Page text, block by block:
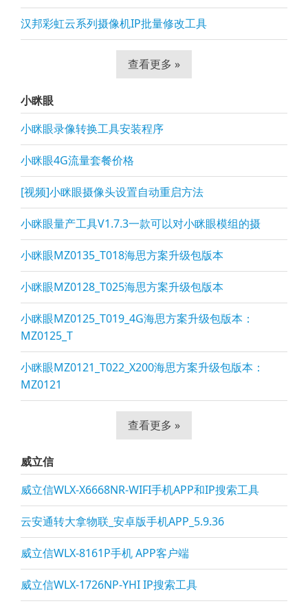
汉邦彩虹云系列摄像机IP批量修改工具
查看更多 »
小眯眼
小眯眼录像转换工具安装程序
小眯眼4G流量套餐价格
[视频]小眯眼摄像头设置自动重启方法
小眯眼量产工具V1.7.3一款可以对小眯眼模组的摄
小眯眼MZ0135_T018海思方案升级包版本
小眯眼MZ0128_T025海思方案升级包版本
小眯眼MZ0125_T019_4G海思方案升级包版本：
MZ0125_T
小眯眼MZ0121_T022_X200海思方案升级包版本：
MZ0121
查看更多 »
威立信
威立信WLX-X6668NR-WIFI手机APP和IP搜索工具
云安通转大拿物联_安卓版手机APP_5.9.36
威立信WLX-8161P手机 APP客户端
威立信WLX-1726NP-YHI IP搜索工具